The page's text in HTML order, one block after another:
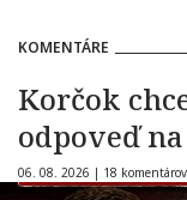
KOMENTÁRE
Korčok
odpoveď
06. 08. 2026 | 18 komentárov